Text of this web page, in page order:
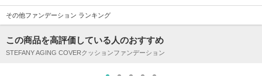
その他ファンデーション ランキング
この商品を高評価している人のおすすめ
STEFANY AGING COVERクッションファンデーション